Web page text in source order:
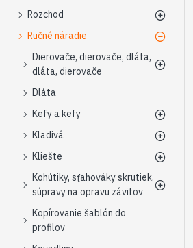
Rozchod
Ručné náradie
Dierovače, dierovače, dláta,
dláta, dierovače
Dláta
Kefy a kefy
Kladivá
Kliešte
Kohútiky, sťahováky skrutiek,
súpravy na opravu závitov
Kopírovanie šablón do
profilov